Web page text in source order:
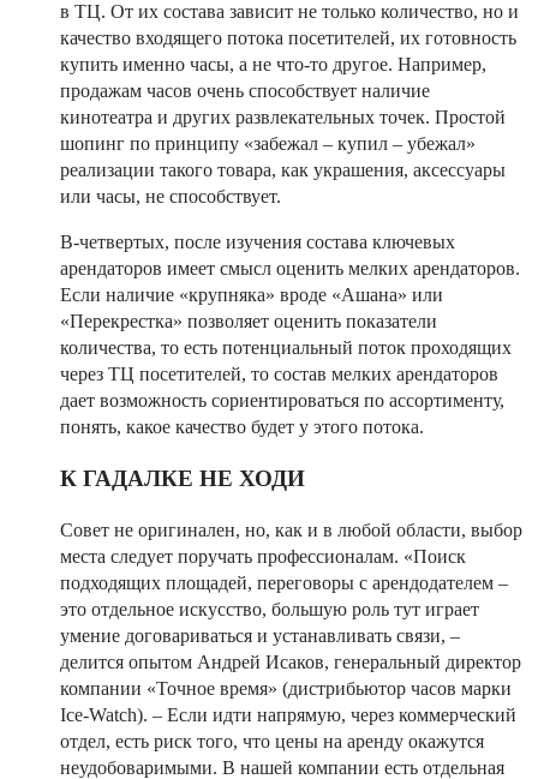
в ТЦ. От их состава зависит не только количество, но и
качество входящего потока посетителей, их готовность
купить именно часы, а не что-то другое. Например,
продажам часов очень способствует наличие
кинотеатра и других развлекательных точек. Простой
шопинг по принципу «забежал – купил – убежал»
реализации такого товара, как украшения, аксессуары
или часы, не способствует.
В-четвертых, после изучения состава ключевых
арендаторов имеет смысл оценить мелких арендаторов.
Если наличие «крупняка» вроде «Ашана» или
«Перекрестка» позволяет оценить показатели
количества, то есть потенциальный поток проходящих
через ТЦ посетителей, то состав мелких арендаторов
дает возможность сориентироваться по ассортименту,
понять, какое качество будет у этого потока.
К ГАДАЛКЕ НЕ ХОДИ
Совет не оригинален, но, как и в любой области, выбор
места следует поручать профессионалам. «Поиск
подходящих площадей, переговоры с арендодателем –
это отдельное искусство, большую роль тут играет
умение договариваться и устанавливать связи, –
делится опытом Андрей Исаков, генеральный директор
компании «Точное время» (дистрибьютор часов марки
Ice-Watch). – Если идти напрямую, через коммерческий
отдел, есть риск того, что цены на аренду окажутся
неудобоваримыми. В нашей компании есть отдельная